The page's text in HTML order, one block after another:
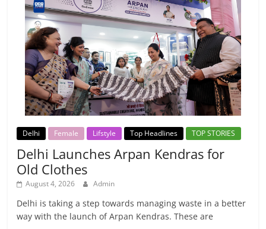
Delhi Female Lifstyle Top Headlines TOP STORIES
Delhi Launches Arpan Kendras for
Old Clothes
August 4, 2026 Admin
Delhi is taking a step towards managing waste in a better
way with the launch of Arpan Kendras. These are